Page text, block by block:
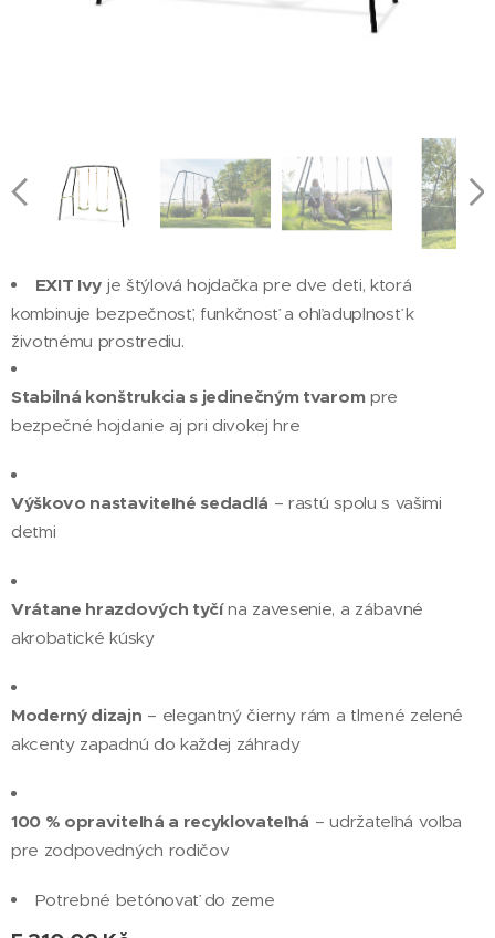
EXIT Ivy je štýlová hojdačka pre dve deti, ktorá
kombinuje bezpečnosť, funkčnosť a ohľaduplnosť k
životnému prostrediu.
Stabilná konštrukcia s jedinečným tvarompre
bezpečné hojdanie aj pri divokej hre
Výškovo nastaviteľné sedadlá – rastú spolu s vašimi
deťmi
Vrátane hrazdových tyčína zavesenie, a zábavné
akrobatické kúsky
Moderný dizajn – elegantný čierny rám a tlmené zelené
akcenty zapadnú do každej záhrady
100 % opraviteľná a recyklovateľná – udržateľná voľba
pre zodpovedných rodičov
Potrebné betónovať do zeme